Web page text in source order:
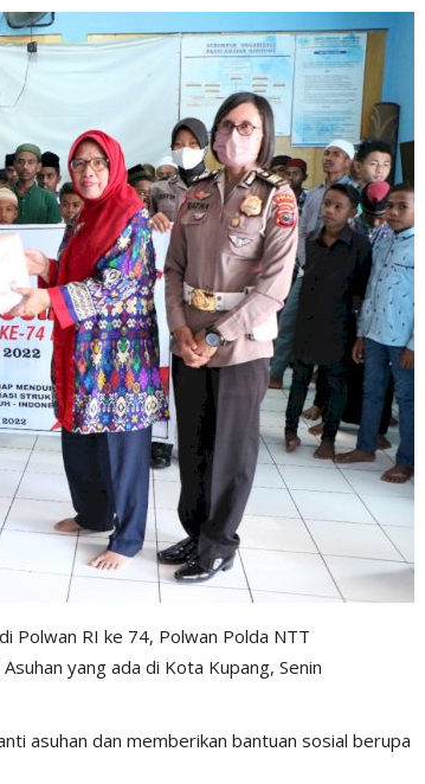
Polwan RI ke 74, Polwan Polda NTT
yang ada di Kota Kupang, Senin
asuhan dan memberikan bantuan sosial berupa